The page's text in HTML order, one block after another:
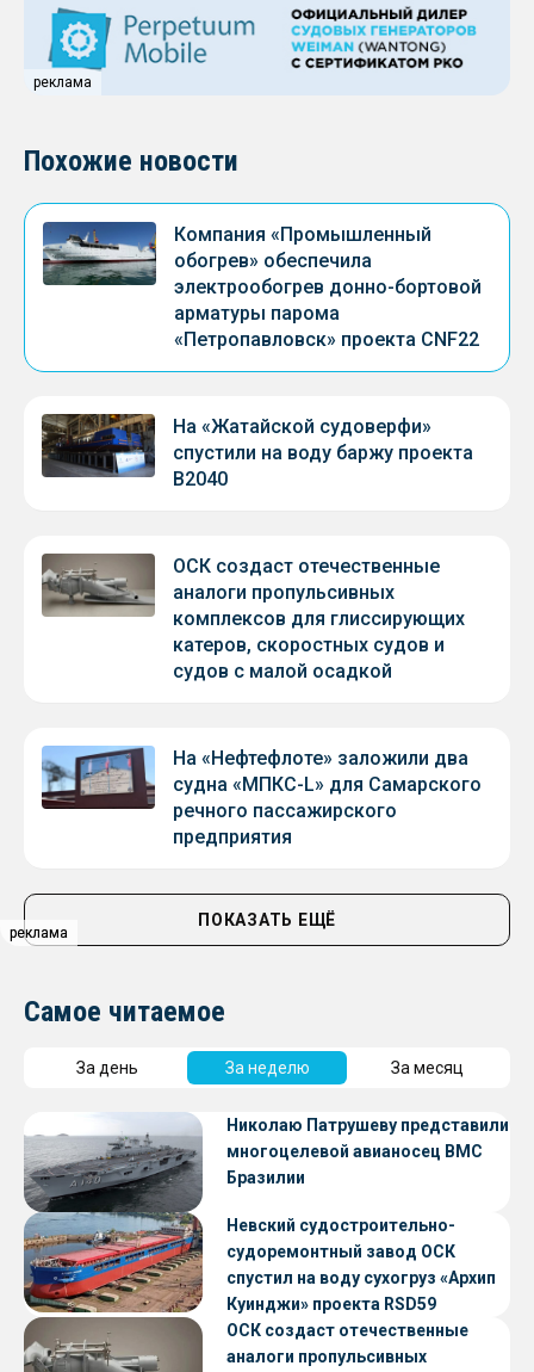
реклама
реклама
реклама
Похожие новости
Компания «Промышленный
обогрев» обеспечила
электрообогрев донно-бортовой
арматуры парома
«Петропавловск» проекта CNF22
На «Жатайской судоверфи»
спустили на воду баржу проекта
В2040
ОСК создаст отечественные
аналоги пропульсивных
комплексов для глиссирующих
катеров, скоростных судов и
судов с малой осадкой
На «Нефтефлоте» заложили два
судна «МПКС-L» для Самарского
речного пассажирского
предприятия
ПОКАЗАТЬ ЕЩЁ
Самое читаемое
За день За неделю За месяц
Николаю Патрушеву представили
многоцелевой авианосец ВМС
Бразилии
Невский судостроительно-
судоремонтный завод ОСК
спустил на воду сухогруз «Архип
Куинджи» проекта RSD59
ОСК создаст отечественные
аналоги пропульсивных